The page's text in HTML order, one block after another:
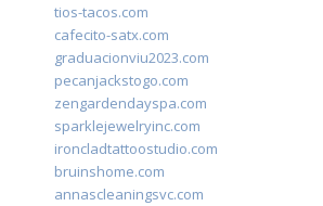
tios-tacos.com
cafecito-satx.com
graduacionviu2023.com
pecanjackstogo.com
zengardendayspa.com
sparklejewelryinc.com
ironcladtattoostudio.com
bruinshome.com
annascleaningsvc.com